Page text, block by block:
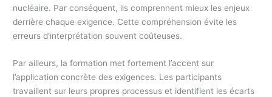
nucléaire. Par conséquent, ils comprennent mieux les enjeux
derrière chaque exigence. Cette compréhension évite les
erreurs d’interprétation souvent coûteuses.
Par ailleurs, la formation met fortement l’accent sur
l’application concrète des exigences. Les participants
travaillent sur leurs propres processus et identifient les écarts